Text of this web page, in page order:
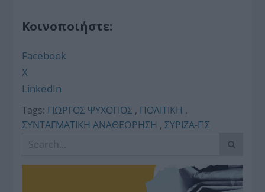
Κοινοποιήστε:
Facebook
X
LinkedIn
Tags: ΓΙΩΡΓΟΣ ΨΥΧΟΓΙΟΣ , ΠΟΛΙΤΙΚΗ ,
ΣΥΝΤΑΓΜΑΤΙΚΗ ΑΝΑΘΕΩΡΗΣΗ ,ΣΥΡΙΖΑ-ΠΣ